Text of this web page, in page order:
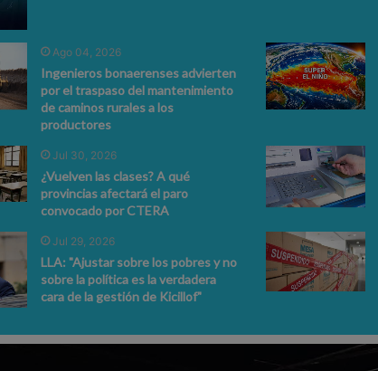
Ago 04, 2026
Ingenieros bonaerenses advierten
por el traspaso del mantenimiento
de caminos rurales a los
productores
Jul 30, 2026
¿Vuelven las clases? A qué
provincias afectará el paro
convocado por CTERA
Jul 29, 2026
LLA: "Ajustar sobre los pobres y no
sobre la política es la verdadera
cara de la gestión de Kicillof"